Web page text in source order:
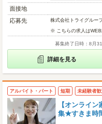
面接地
応募先
株式会社トライグル
※ こちらの求人は
募集終了日時：8月
詳細を見る
アルバイト・パート 短期 未経験者歓
【オンライ
集★すきま時